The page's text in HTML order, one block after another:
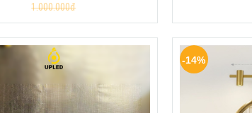
1.000.000đ
-14%